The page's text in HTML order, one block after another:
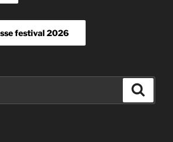
festival 2026